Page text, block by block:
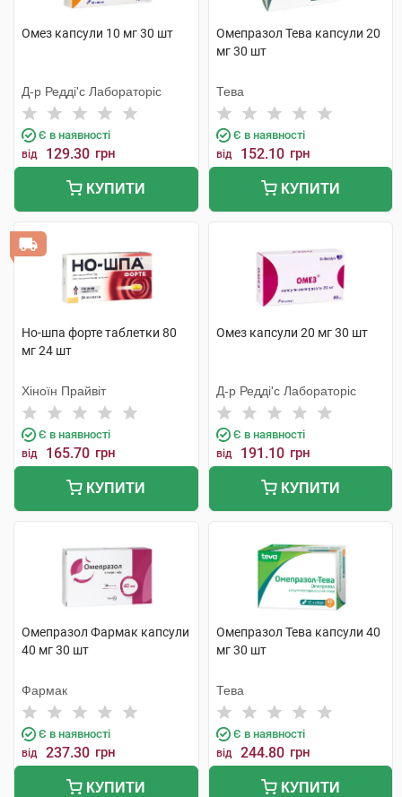
Омез капсули 10 мг 30 шт
Д-р Редді'с Лабораторіс
Є в наявності
від 129.30 грн
КУПИТИ
Омепразол Тева капсули 20
мг 30 шт
Тева
Є в наявності
від 152.10 грн
КУПИТИ
Но-шпа форте таблетки 80
мг 24 шт
Хіноїн Прайвіт
Є в наявності
від 165.70 грн
КУПИТИ
Омез капсули 20 мг 30 шт
Д-р Редді'с Лабораторіс
Є в наявності
від 191.10 грн
КУПИТИ
Омепразол Фармак капсули
40 мг 30 шт
Фармак
Є в наявності
від 237.30 грн
КУПИТИ
Омепразол Тева капсули 40
мг 30 шт
Тева
Є в наявності
від 244.80 грн
КУПИТИ